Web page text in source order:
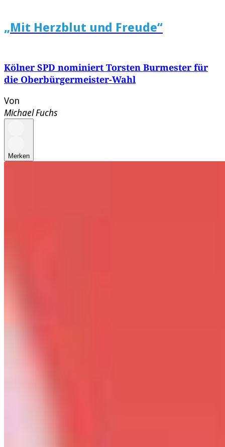
„Mit Herzblut und Freude“
Kölner SPD nominiert Torsten Burmester für
die Oberbürgermeister-Wahl
Von
Michael Fuchs
Merken